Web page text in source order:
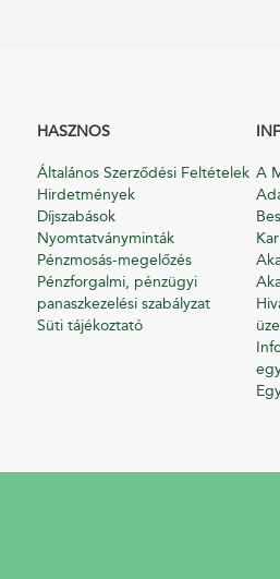
HASZNOS
Általános Szerződési Feltételek
Hirdetmények
Díjszabások
Nyomtatványminták
Pénzmosás-megelőzés
Pénzforgalmi, pénzügyi
panaszkezelési szabályzat
Süti tájékoztató
A